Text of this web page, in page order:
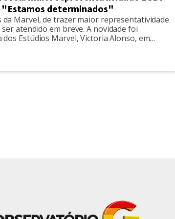
"Estamos determinados"
da Marvel, de trazer maior representatividade
atendido em breve. A novidade foi
dos Estúdios Marvel, Victoria Alonso, em